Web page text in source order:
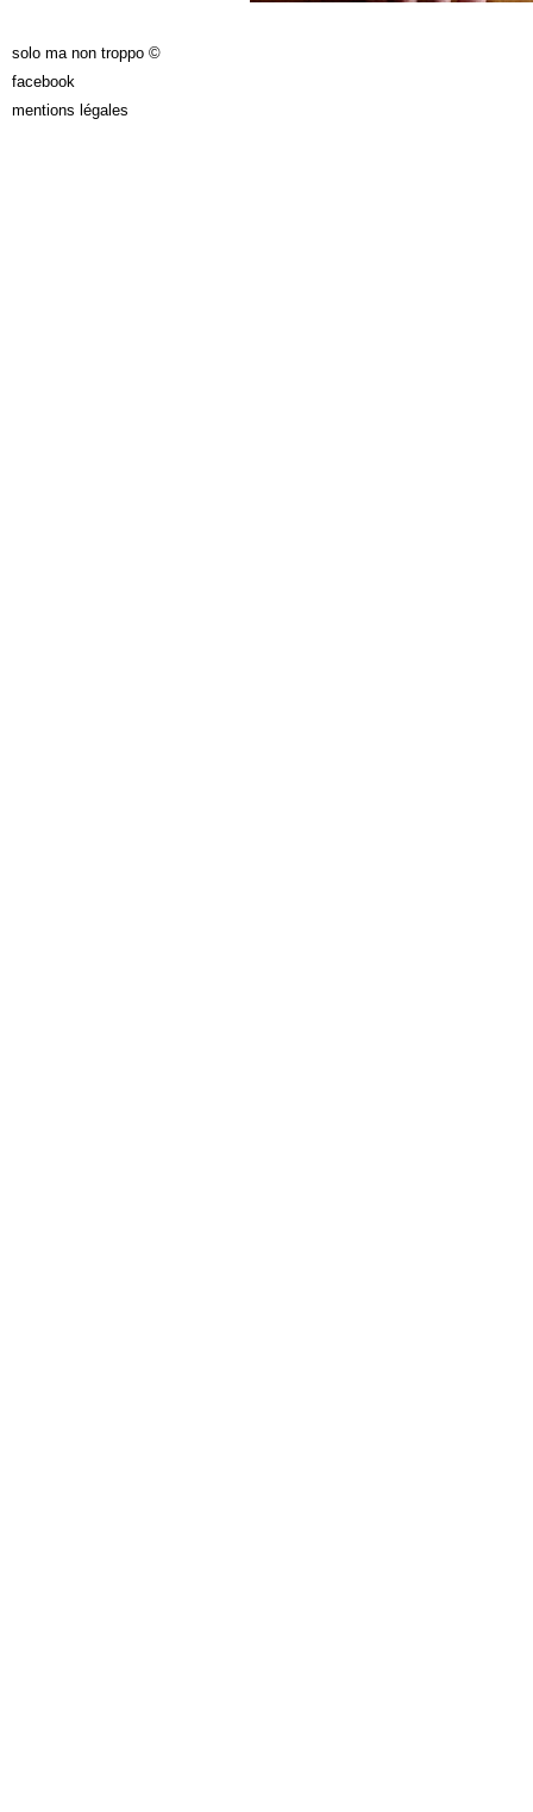
solo ma non troppo ©
facebook
mentions légales